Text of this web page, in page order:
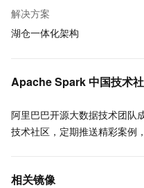
解决方案
湖仓一体化架构
Apache Spark 中国技术
阿里巴巴开源大数据技术团队
技术社区，定期推送精彩案例
相关镜像